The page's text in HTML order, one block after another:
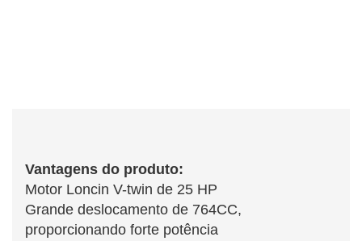
Vantagens do produto:
Motor Loncin V-twin de 25 HP
Grande deslocamento de 764CC,
proporcionando forte potência